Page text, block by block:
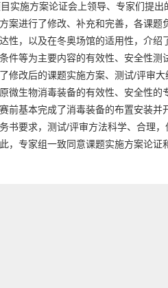
实施方案论证会上领导、专家们提
案进行了修改、补充和完善，各课
性，以及在冬奥场馆的适用性，介
件等为主要内容的有效性、安全性
修改后的课题实施方案、测试/评审
微生物消毒装备的有效性、安全性
前基本完成了消毒装备的布置安装
书要求，测试/评审方法科学、合理
，专家组一致同意课题实施方案论